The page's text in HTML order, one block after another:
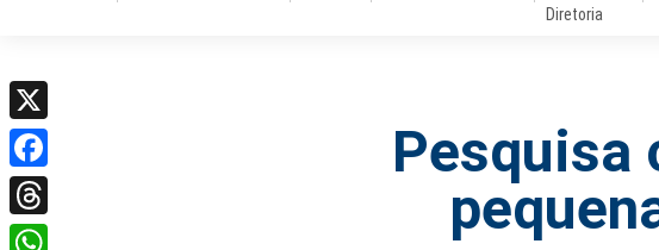
Diretoria
Pesquisa
X
Facebook
Threads